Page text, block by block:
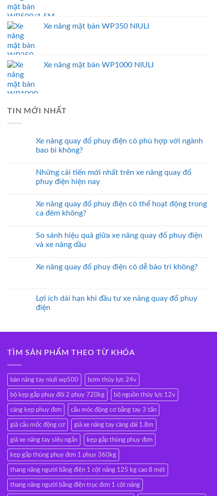
Xe nâng mặt bàn WP350 NIULI
Xe nâng mặt bàn WP1000 NIULI
TIN MỚI NHẤT
Xe nâng quay đổ phuy điện có phù hợp với ngành
bao bì không?
Những cải tiến mới nhất trên xe nâng quay đổ
phuy điện hiện nay
Xe nâng quay đổ phuy điện có thể hoạt động trong
ca đêm không?
So sánh hiệu quả giữa xe nâng quay đổ phuy điện
và xe nâng dầu
Xe nâng quay đổ phuy điện có dễ bảo trì không?
Lợi ích dài hạn khi đầu tư xe nâng quay đổ phuy
điện
TÌM SẢN PHẨM THEO TỪ KHÓA
bàn nâng tay niuli wp500 bơm thủy lực 24v
bộ kẹp gắp phuy đôi 2 phuy 720kg bộ nguồn thủy lực 12v
càng kẹp phuy đơn cẩu móc động cơ bằng tay 3 tấn
giá cẩu mốc động cơ giá xe nâng tay càng dài 1.8m
giá xe nâng tay siêu ngắn kẹp gắp thùng phuy đơn
kẹp gắp thùng phuy đơn 1 phuy 360kg
thang nâng người bằng điện 1 cột nâng 125 kg cao 8 mét
thang nâng người bằng điện trục đơn 1 cột nâng